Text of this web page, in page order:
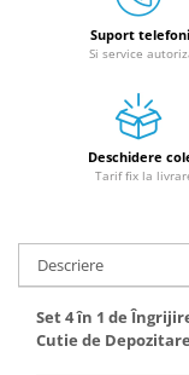
Mori pentru furaje si
Piese si accesorii mori
Tocatoare furaje si
Tocatoare furaje
Motocoase,
tuns gazon
Motocositori cu
Trimmere electrice
Suport
Si service
Deschidere
Tarif fix la
Descriere
Set 4 în 1 de
Cutie de